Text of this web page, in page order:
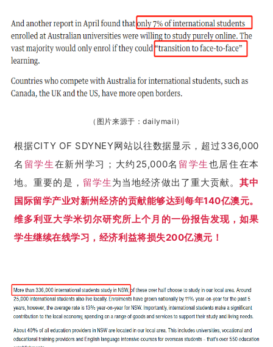
（图片来源于：dailymail）
根据CITY OF SDYNEY网站以往数据显示，超过336,000
名 留学生在新州学习；大约25,000名 留学生也居住在本
地。重要的是， 留学生为当地经济做出了重大贡献。其中
国际留学产业对新州经济的贡献能够达到每年140亿澳元。
维多利亚大学米切尔研究所上个月的一份报告发现，如果
学生继续在线学习，经济利益将损失200亿澳元！